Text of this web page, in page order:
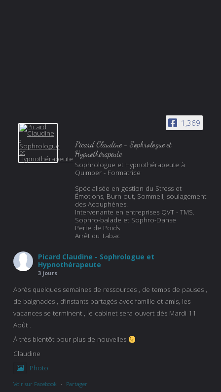
1,369
Picard Claudine - Sophrologue et
Hypnothérapeute
Sophrologue et Hypnothérapeute à
Quimper - Formatrice
Spécialisée en gestion du Stress et
Émotions, Burn-out, Sommeil, soulagement
des Acouphènes.
Intervenante en entreprises QVT - TMS.
Sophro-balade et Sophro-Danse
Perte de Poids
Arrêt du Tabac
Picard Claudine - Sophrologue et
Hypnothérapeute
3 jours
Après quelques semaines de ressources , de temps de pauses ,
de baignades , d’instants partagés avec famille et amis, les
vacances se terminent , le cabinet sera ouvert dès Mardi 11
Août .
À très bientôt pour plus de nouvelles
Claudine
Photo
Voir sur Facebook · Partager